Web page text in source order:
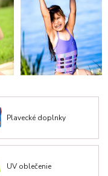
Plavecké doplnky
UV oblečenie